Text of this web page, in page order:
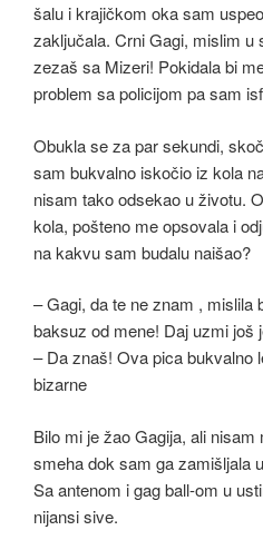
šalu i krajičkom oka sam
zaključala. Crni Gagi, mislim u
zezaš sa Mizeri! Pokidala bi
problem sa policijom pa sam
Obukla se za par sekundi,
sam bukvalno iskočio iz kola
nisam tako odsekao u životu.
kola, pošteno me opsovala i
na kakvu sam budalu naišao?
– Gagi, da te ne znam , mislila
baksuz od mene! Daj uzmi još
– Da znaš! Ova pica bukvalno
bizarne
Bilo mi je žao Gagija, ali
smeha dok sam ga zamišljala
Sa antenom i gag ball-om u
nijansi sive.